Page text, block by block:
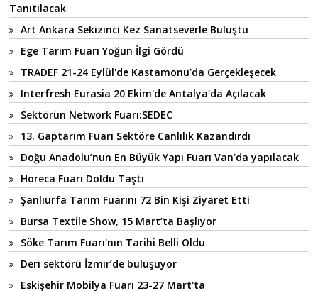
Tanıtılacak
Art Ankara Sekizinci Kez Sanatseverle Buluştu
Ege Tarım Fuarı Yoğun İlgi Gördü
TRADEF 21-24 Eylül'de Kastamonu’da Gerçekleşecek
Interfresh Eurasia 20 Ekim'de Antalya'da Açılacak
Sektörün Network Fuarı:SEDEC
13. Gaptarım Fuarı Sektöre Canlılık Kazandırdı
Doğu Anadolu’nun En Büyük Yapı Fuarı Van’da yapılacak
Horeca Fuarı Doldu Taştı
Şanlıurfa Tarım Fuarını 72 Bin Kişi Ziyaret Etti
Bursa Textile Show, 15 Mart’ta Başlıyor
Söke Tarım Fuarı'nın Tarihi Belli Oldu
Deri sektörü İzmir’de buluşuyor
Eskişehir Mobilya Fuarı 23-27 Mart'ta